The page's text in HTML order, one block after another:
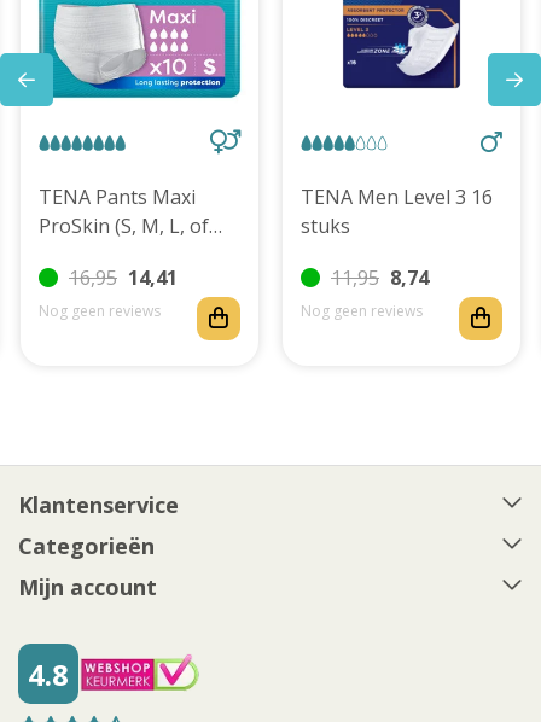
TENA Pants Maxi
ProSkin (S, M, L, of
16,95 14,41
Nog geen reviews
TENA Men Level 3 16
stuks
11,95 8,74
Nog geen reviews
Klantenservice
Categorieën
Mijn account
4.8